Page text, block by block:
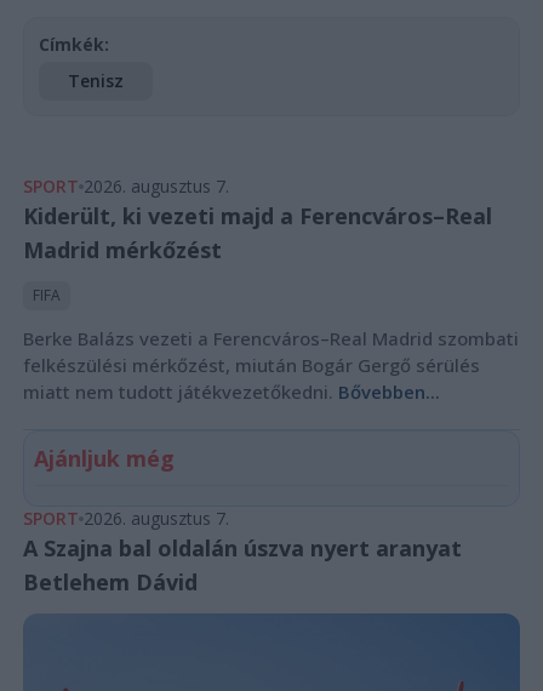
Címkék:
Tenisz
SPORT 2026. augusztus 7.
Kiderült, ki vezeti majd a Ferencváros–Real
Madrid mérkőzést
FIFA
Berke Balázs vezeti a Ferencváros–Real Madrid szombati
felkészülési mérkőzést, miután Bogár Gergő sérülés
miatt nem tudott játékvezetőkedni. Bővebben...
Ajánljuk még
SPORT 2026. augusztus 7.
A Szajna bal oldalán úszva nyert aranyat
Betlehem Dávid